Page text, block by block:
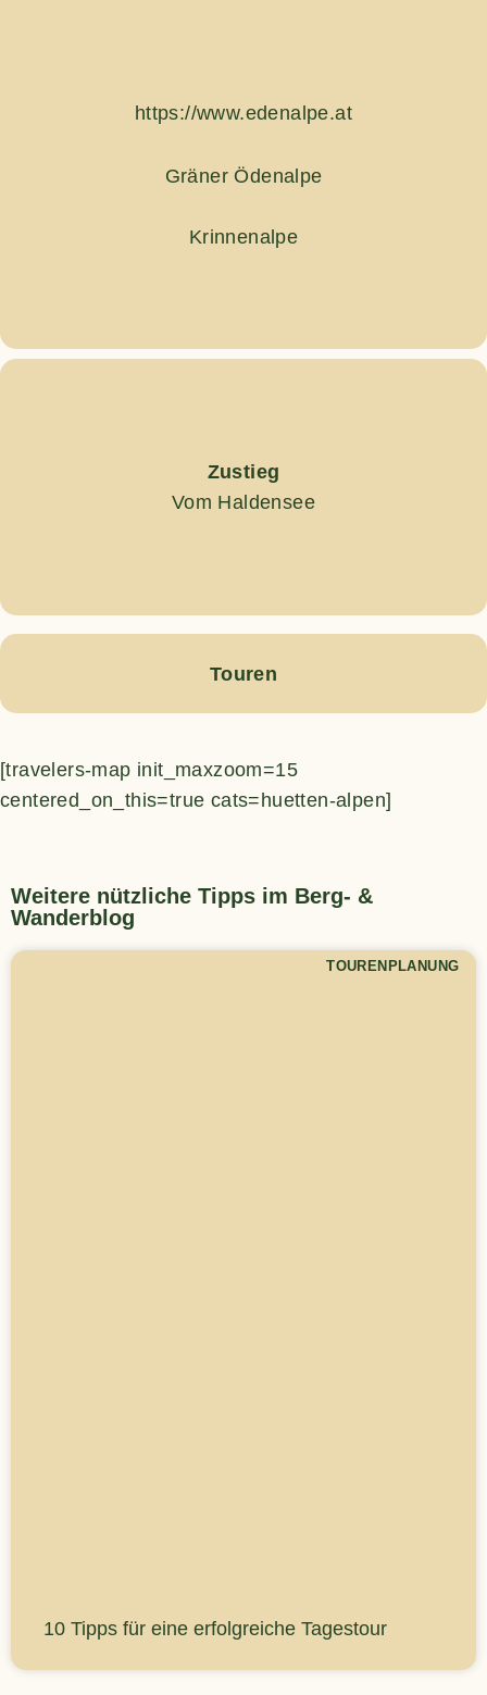
https://www.edenalpe.at
Gräner Ödenalpe
Krinnenalpe
Zustieg
Vom Haldensee
Touren
[travelers-map init_maxzoom=15
centered_on_this=true cats=huetten-alpen]
Weitere nützliche Tipps im Berg- &
Wanderblog
TOURENPLANUNG
10 Tipps für eine erfolgreiche Tagestour